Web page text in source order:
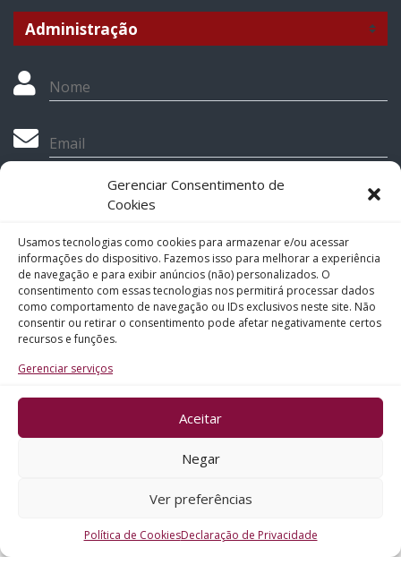
Gerenciar Consentimento de
Cookies
Usamos tecnologias como cookies para armazenar e/ou acessar
informações do dispositivo. Fazemos isso para melhorar a experiência
de navegação e para exibir anúncios (não) personalizados. O
consentimento com essas tecnologias nos permitirá processar dados
como comportamento de navegação ou IDs exclusivos neste site. Não
consentir ou retirar o consentimento pode afetar negativamente certos
recursos e funções.
Gerenciar serviços
Aceitar
Negar
Ver preferências
Política de CookiesDeclaração de Privacidade
Nome
Email
Telefone
Assunto
Mensagem